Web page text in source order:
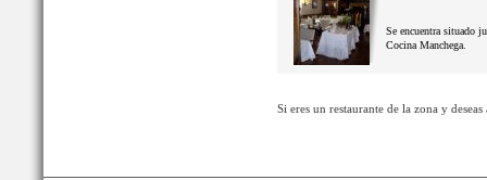
Se encuentra situado
Cocina Manchega.
Si eres un restaurante de la zona y